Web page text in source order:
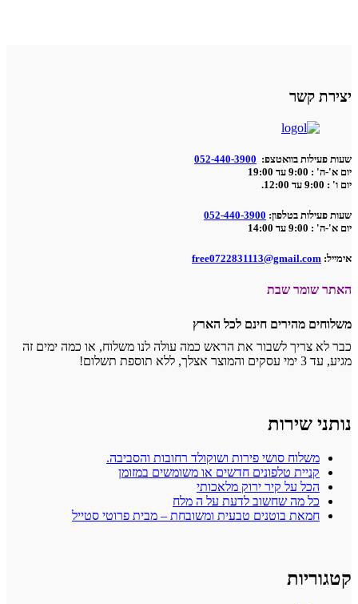
יצירת קשר
שעות פעילות בוואטצפ: 052-440-3900
יום א'-ה' : 9:00 עד 19:00
יום ו' : 9:00 עד 12:00.
שעות פעילות בטלפון: 052-440-3900
יום א'-ה' : 9:00 עד 14:00
אימייל: free0722831113@gmail.com
האתר שומר שבת
משלוחים מהירים חינם לכל הארץ
כבר לא צריך לשבור את הראש כמה עולה לנו משלוח, או כמה ימים זה
מגיע, עד 3 ימי עסקים והמוצר אצלך, ללא תוספת תשלום!
נותני שירות
משלוח סושי פירות ושוקולד רחובות והסביבה.
קניית טלפונים חדשים או משומשים במזומן
הכל על קיר ירוק מלאכותי
כל מה שחשוב לדעת על ה מלח
חמאת בוטנים טבעית ומשובחת – מבית פרוטי סטייל
קטגוריות